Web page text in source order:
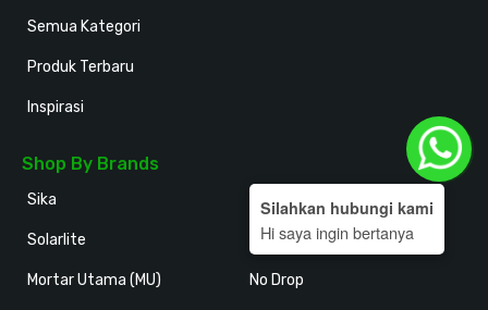
Semua Kategori
Produk Terbaru
Inspirasi
Shop By Brands
Sika
Solarlite
Mortar Utama (MU)
Holodeck
Kansai Paint
No Drop
Silahkan hubungi kami
Hi saya ingin bertanya